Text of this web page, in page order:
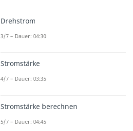
Drehstrom
3/7 – Dauer: 04:30
Stromstärke
4/7 – Dauer: 03:35
Stromstärke berechnen
5/7 – Dauer: 04:45